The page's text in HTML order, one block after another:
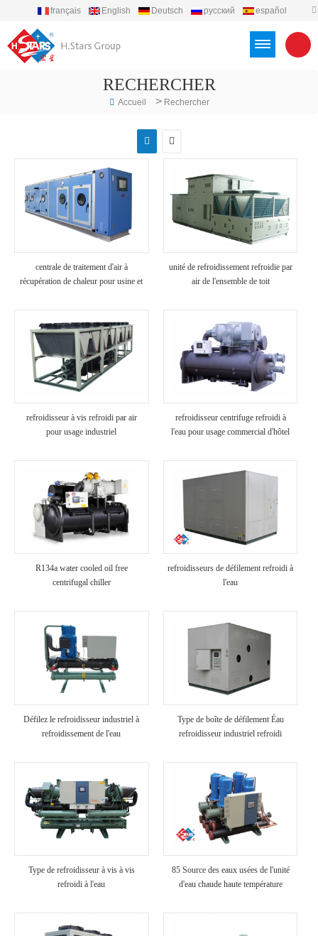
français English Deutsch русский
español
RECHERCHER
Accueil > Rechercher
centrale de traitement d'air à
récupération de chaleur pour usine et
unité de refroidissement refroidie par
air de l'ensemble de toit
refroidisseur à vis refroidi par air
pour usage industriel
refroidisseur centrifuge refroidi à
l'eau pour usage commercial d'hôtel
R134a water cooled oil free
centrifugal chiller
refroidisseurs de défilement refroidi à
l'eau
Défilez le refroidisseur industriel à
refroidissement de l'eau
Type de boîte de défilement Éau
refroidisseur industriel refroidi
Type de refroidisseur à vis à vis
refroidi à l'eau
85 Source des eaux usées de l'unité
d'eau chaude haute température